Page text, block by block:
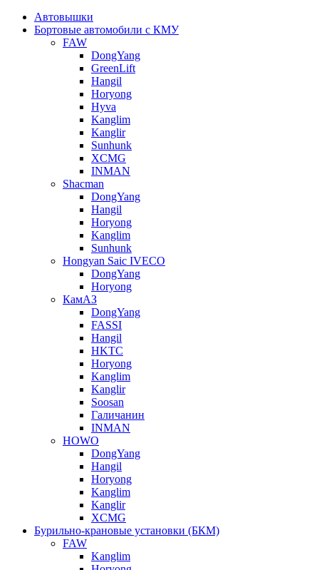
Автовышки
Бортовые автомобили с КМУ
FAW
DongYang
GreenLift
Hangil
Horyong
Hyva
Kanglim
Kanglir
Sunhunk
XCMG
INMAN
Shacman
DongYang
Hangil
Horyong
Kanglim
Sunhunk
Hongyan Saic IVECO
DongYang
Horyong
КамАЗ
DongYang
FASSI
Hangil
HKTC
Horyong
Kanglim
Kanglir
Soosan
Галичанин
INMAN
HOWO
DongYang
Hangil
Horyong
Kanglim
Kanglir
XCMG
Бурильно-крановые установки (БКМ)
FAW
Kanglim